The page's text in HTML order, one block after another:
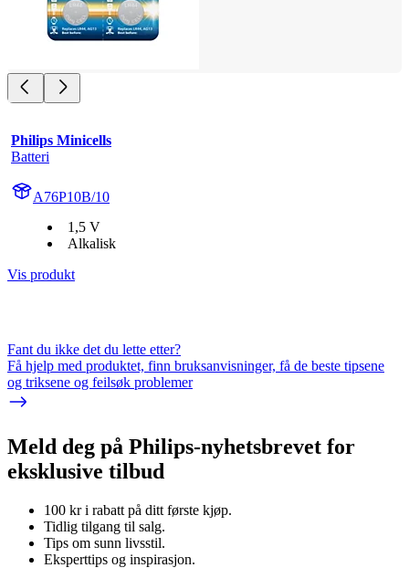
Philips Minicells
Batteri
A76P10B/10
1,5 V
Alkalisk
Vis produkt
Fant du ikke det du lette etter?
Få hjelp med produktet, finn bruksanvisninger, få de beste tipsene
og triksene og feilsøk problemer
Meld deg på Philips-nyhetsbrevet for
eksklusive tilbud
100 kr i rabatt på ditt første kjøp.
Tidlig tilgang til salg.
Tips om sunn livsstil.
Eksperttips og inspirasjon.